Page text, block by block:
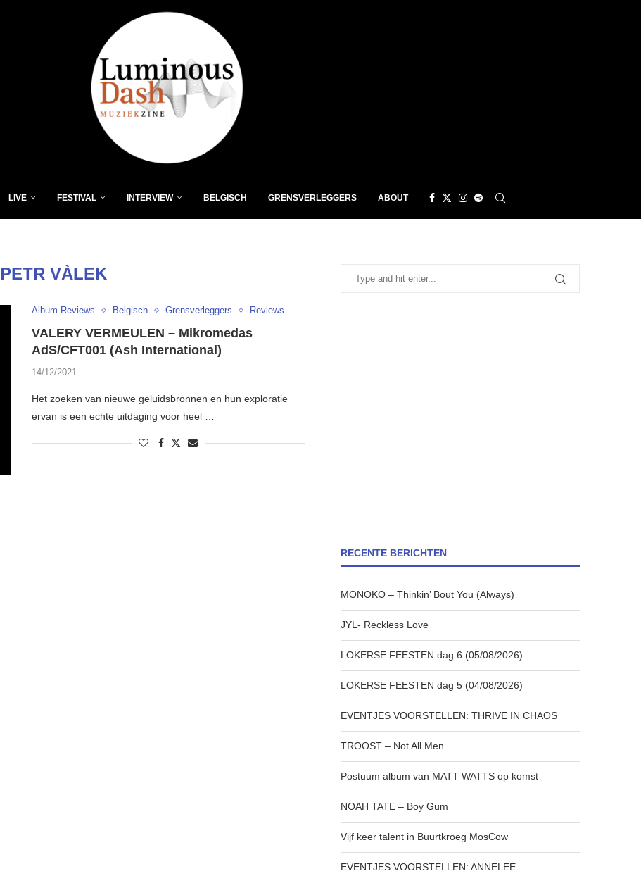
LIVE FESTIVAL INTERVIEW BELGISCH GRENSVERLEGGERS ABOUT
PETR VÀLEK
Album Reviews Belgisch Grensverleggers Reviews
VALERY VERMEULEN – Mikromedas
AdS/CFT001 (Ash International)
14/12/2021
Het zoeken van nieuwe geluidsbronnen en hun exploratie
ervan is een echte uitdaging voor heel …
RECENTE BERICHTEN
MONOKO – Thinkin’ Bout You (Always)
JYL- Reckless Love
LOKERSE FEESTEN dag 6 (05/08/2026)
LOKERSE FEESTEN dag 5 (04/08/2026)
EVENTJES VOORSTELLEN: THRIVE IN CHAOS
TROOST – Not All Men
Postuum album van MATT WATTS op komst
NOAH TATE – Boy Gum
Vijf keer talent in Buurtkroeg MosCow
EVENTJES VOORSTELLEN: ANNELEE